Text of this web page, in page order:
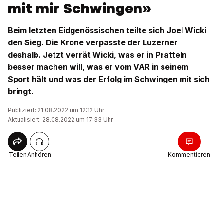
mit mir Schwingen»
Beim letzten Eidgenössischen teilte sich Joel Wicki
den Sieg. Die Krone verpasste der Luzerner
deshalb. Jetzt verrät Wicki, was er in Pratteln
besser machen will, was er vom VAR in seinem
Sport hält und was der Erfolg im Schwingen mit sich
bringt.
Publiziert: 21.08.2022 um 12:12 Uhr
Aktualisiert: 28.08.2022 um 17:33 Uhr
TeilenAnhören Kommentieren